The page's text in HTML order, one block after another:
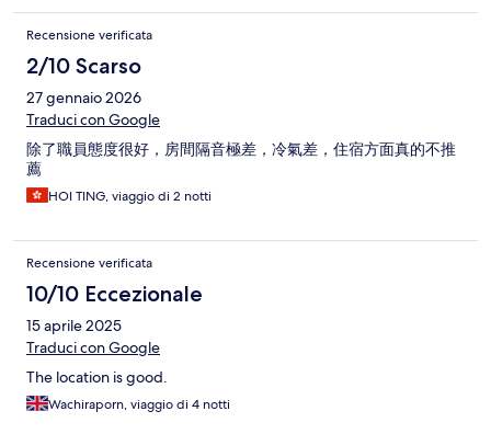
Recensione verificata
2/10 Scarso
27 gennaio 2026
Traduci con Google
除了職員態度很好，房間隔音極差，冷氣差，住宿方面真的不推
薦
HOI TING, viaggio di 2 notti
Recensione verificata
10/10 Eccezionale
15 aprile 2025
Traduci con Google
The location is good.
Wachiraporn, viaggio di 4 notti